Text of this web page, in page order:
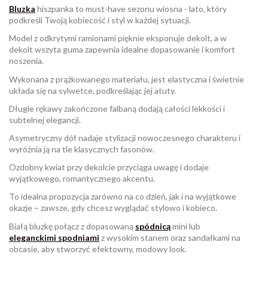
Bluzka hiszpanka to must-have sezonu wiosna - lato, który
podkreśli Twoją kobiecość i styl w każdej sytuacji.
Model z odkrytymi ramionami pięknie eksponuje dekolt, a w
dekolt wszyta guma zapewnia idealne dopasowanie i komfort
noszenia.
Wykonana z prążkowanego materiału, jest elastyczna i świetnie
układa się na sylwetce, podkreślając jej atuty.
Długie rękawy zakończone falbaną dodają całości lekkości i
subtelnej elegancji.
Asymetryczny dół nadaje stylizacji nowoczesnego charakteru i
wyróżnia ją na tle klasycznych fasonów.
Ozdobny kwiat przy dekolcie przyciąga uwagę i dodaje
wyjątkowego, romantycznego akcentu.
To idealna propozycja zarówno na co dzień, jak i na wyjątkowe
okazje – zawsze, gdy chcesz wyglądać stylowo i kobieco.
Białą bluzkę połącz z dopasowaną spódnicąmini lub
eleganckimi spodniami z wysokim stanem oraz sandałkami na
obcasie, aby stworzyć efektowny, modowy look.